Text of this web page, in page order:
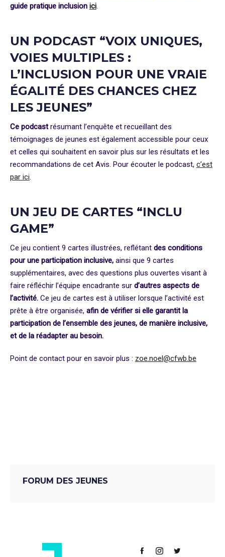
guide pratique inclusion ici.
UN PODCAST “VOIX UNIQUES,
VOIES MULTIPLES :
L’INCLUSION POUR UNE VRAIE
ÉGALITÉ DES CHANCES CHEZ
LES JEUNES”
Ce podcastrésumant l’enquête et recueillant des
témoignages de jeunes est également accessible pour ceux
et celles qui souhaitent en savoir plus sur les résultats et les
recommandations de cet Avis. Pour écouter le podcast, c’est
par ici.
UN JEU DE CARTES “INCLU
GAME”
Ce jeu contient 9 cartes illustrées, reflétant des conditions
pour une participation inclusive, ainsi que 9 cartes
supplémentaires, avec des questions plus ouvertes visant à
faire réfléchir l’équipe encadrante sur d’autres aspects de
l’activité. Ce jeu de cartes est à utiliser lorsque l’activité est
prête à être organisée, afin de vérifier si elle garantit la
participation de l’ensemble des jeunes, de manière inclusive,
et de la réadapter au besoin.
Point de contact pour en savoir plus : zoe.noel@cfwb.be
FORUM DES JEUNES